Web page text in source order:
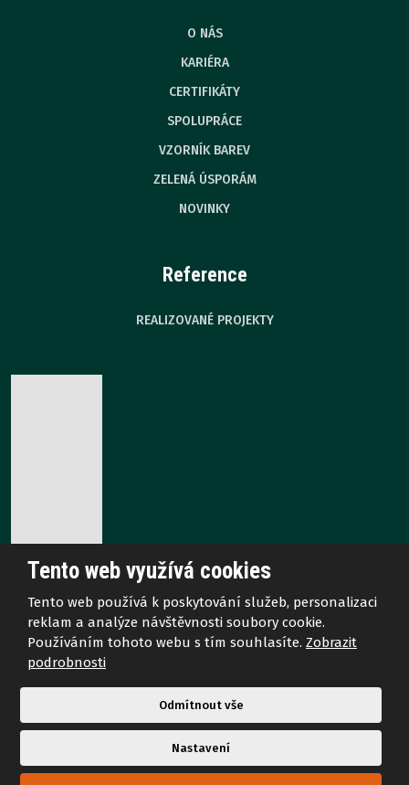
O NÁS
KARIÉRA
CERTIFIKÁTY
SPOLUPRÁCE
VZORNÍK BAREV
ZELENÁ ÚSPORÁM
NOVINKY
Reference
REALIZOVANÉ PROJEKTY
© 2026 Veškerá práva vyhrazena. AZ EKOTHERM s.r.o.
Mapa stránek
Tento web je chráněn pomocí Google ReCAPTCHA a
platí pro něj
zásady ochrany osobních údajů a
Tento web využívá cookies
Tento web používá k poskytování služeb, personalizaci
reklam a analýze návštěvnosti soubory cookie.
Používáním tohoto webu s tím souhlasíte. Zobrazit
podrobnosti
Odmítnout vše
Nastavení